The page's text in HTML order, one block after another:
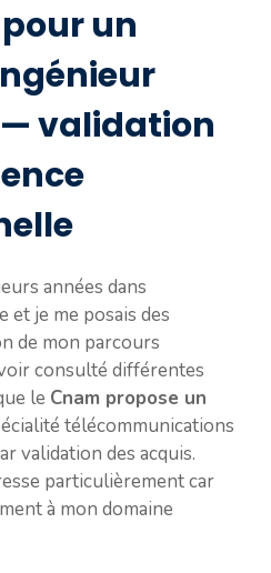
pour un
validation
années dans
et je me posais des
de mon parcours
consulté différentes
le Cnam propose un
télécommunications
validation des acquis.
particulièrement car
à mon domaine